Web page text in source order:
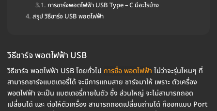
การชาร์จพอตไฟฟ้า USB Type – C มีอะไรบ้าง
สรุป วิธีชาร์จ USB พอตไฟฟ้า
วิธีชาร์จ พอตไฟฟ้า USB
วิธีชาร์จ พอตไฟฟ้า USB โดยทั่วไป การซื้อ พอตไฟฟ้า ไม่ว่าจะรุ่นไหนๆ ที่
สามารถชาร์จแบตเตอรี่ได้ จะมีการแถมสาย ชาร์จมาให้ เพราะ ตัวเครื่อง
พอตไฟฟ้า จะเป็น แบตเตอรี่ภายในตัว ซึ่ง ส่วนใหญ่ จะไม่สามารถถอด
เปลี่ยนได้ และ ต่อให้ตัวเครื่อง สามารถถอดเปลี่ยนถ่านได้ ก็ออกแบบ Port